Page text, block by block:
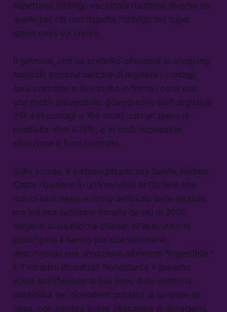
rispettano l’obbligo vaccinale risultano diverse da
quelle per chi non rispetta l’obbligo del super
green pass sul lavoro.
Il governo, che ha preferito difendere lo shopping
natalizio anziché cercare di arginare i contagi,
sarà costretto a fare molto in fretta i conti con
una realtà prevedibile: giovedì sono stati registrati
219.441 contagi e 198 morti, con un tasso di
positività oltre il 19%, e in molti ospedali la
situazione è fuori controllo.
Sulla scuola, il sottosegretario alla Salute Andrea
Costa ribadisce in un’intervista al Corriere che
non ci sarà nessun rinvio dell’inizio delle elezioni,
ma ieri una petizione firmata da più di 2000
dirigenti scolastici ha chiesto all’esecutivo di
posticipare il rientro per due settimane,
descrivendo una situazione altrimenti “ingestibile.”
E il ministro Brunetta? Nonostante il governo
abbia sconfessato la sua linea dura contro la
possibilità dei dipendenti pubblici di lavorare da
casa, non sembra avere intenzione di dimettersi.